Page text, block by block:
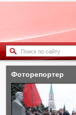
Фоторепортер